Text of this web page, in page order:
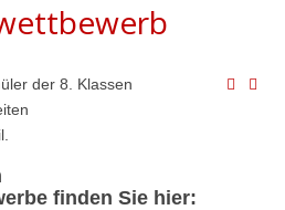
der 8. Klassen
finden Sie hier: